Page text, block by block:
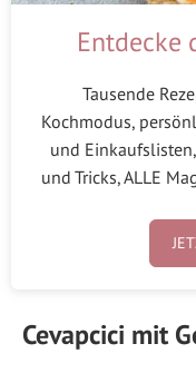
Entdecke
Tausende
Kochmodus,
und
und Tricks, ALLE
Cevapcici mit